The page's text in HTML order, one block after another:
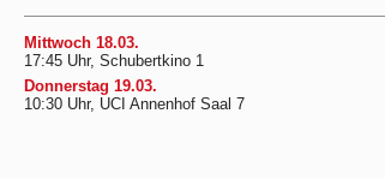
Mittwoch 18.03.
17:45 Uhr, Schubertkino 1
Donnerstag 19.03.
10:30 Uhr, UCI Annenhof Saal 7